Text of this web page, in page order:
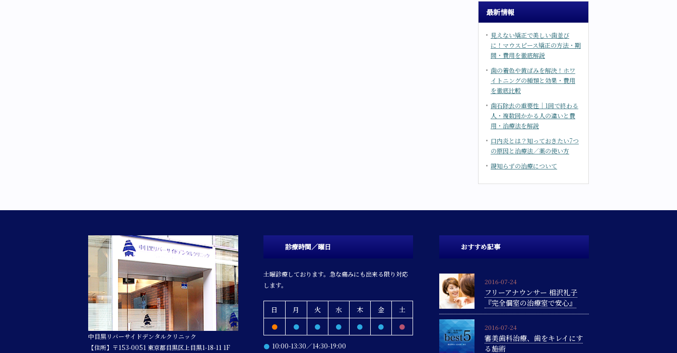
最新情報
見えない矯正で美しい歯並び
に！マウスピース矯正の方法・期
間・費用を徹底解説
歯の着色や黄ばみを解決！ホワ
イトニングの種類と効果・費用
を徹底比較
歯石除去の重要性｜1回で終わる
人・複数回かかる人の違いと費
用・治療法を解説
口内炎とは？知っておきたい7つ
の原因と治療法／薬の使い方
親知らずの治療について
中目黒リバーサイドデンタルクリニック
【住所】〒153-0051 東京都目黒区上目黒1-18-11 1F
診療時間／曜日
土曜診療しております。急な痛みにも出来る限り対応
します。
日 月 火 水 木 金 土
● ● ● ● ● ● ●
● 10:00-13:30／14:30-19:00
おすすめ記事
2016-07-24
フリーアナウンサー 相沢礼子
『完全個室の治療室で安心』
2016-07-24
審美歯科治療、歯をキレイにす
る施術